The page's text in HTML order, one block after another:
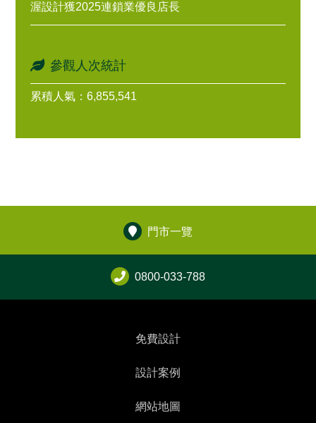
渥設計獲2025連鎖業優良店長
參觀人次統計
累積人氣：6,855,541
門市一覽
0800-033-788
免費設計
設計案例
網站地圖